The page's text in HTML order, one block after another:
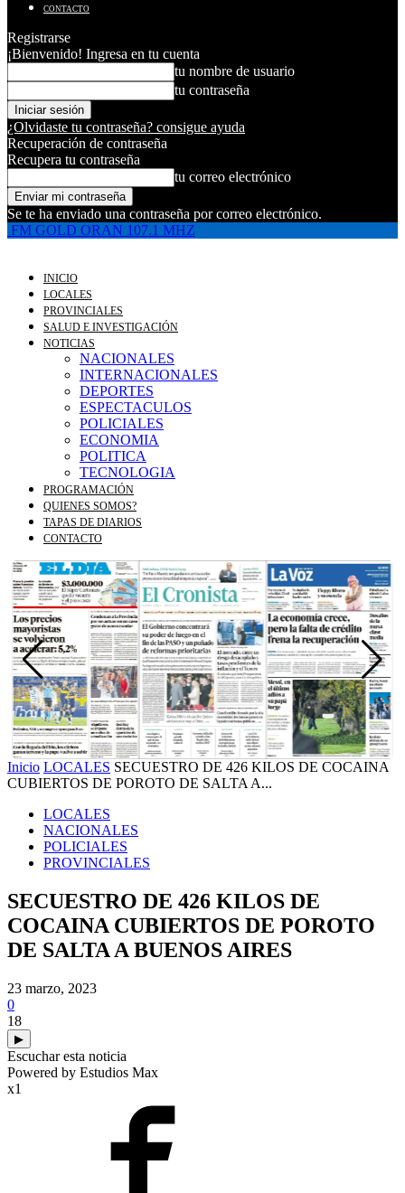
CONTACTO
Registrarse
¡Bienvenido! Ingresa en tu cuenta
tu nombre de usuario
tu contraseña
¿Olvidaste tu contraseña? consigue ayuda
Recuperación de contraseña
Recupera tu contraseña
tu correo electrónico
Se te ha enviado una contraseña por correo electrónico.
FM GOLD ORAN 107.1 MHZ
INICIO
LOCALES
PROVINCIALES
SALUD E INVESTIGACIÓN
NOTICIAS
NACIONALES
INTERNACIONALES
DEPORTES
ESPECTACULOS
POLICIALES
ECONOMIA
POLITICA
TECNOLOGIA
PROGRAMACIÓN
QUIENES SOMOS?
TAPAS DE DIARIOS
CONTACTO
Inicio LOCALES SECUESTRO DE 426 KILOS DE COCAINA
CUBIERTOS DE POROTO DE SALTA A...
LOCALES
NACIONALES
POLICIALES
PROVINCIALES
SECUESTRO DE 426 KILOS DE
COCAINA CUBIERTOS DE POROTO
DE SALTA A BUENOS AIRES
23 marzo, 2023
0
18
▶
Escuchar esta noticia
Powered by Estudios Max
x1